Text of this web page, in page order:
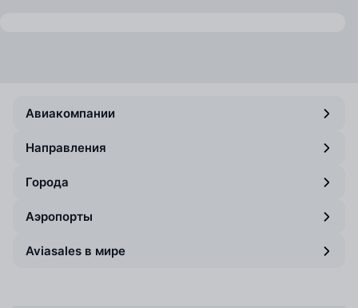
Авиакомпании
Направления
Города
Аэропорты
Aviasales в мире